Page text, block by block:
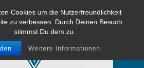
Cookies um die Nutzerfreundlichkeit
zu verbessen. Durch Deinen Besuch
stimmst Du dem zu.
Weitere Informationen